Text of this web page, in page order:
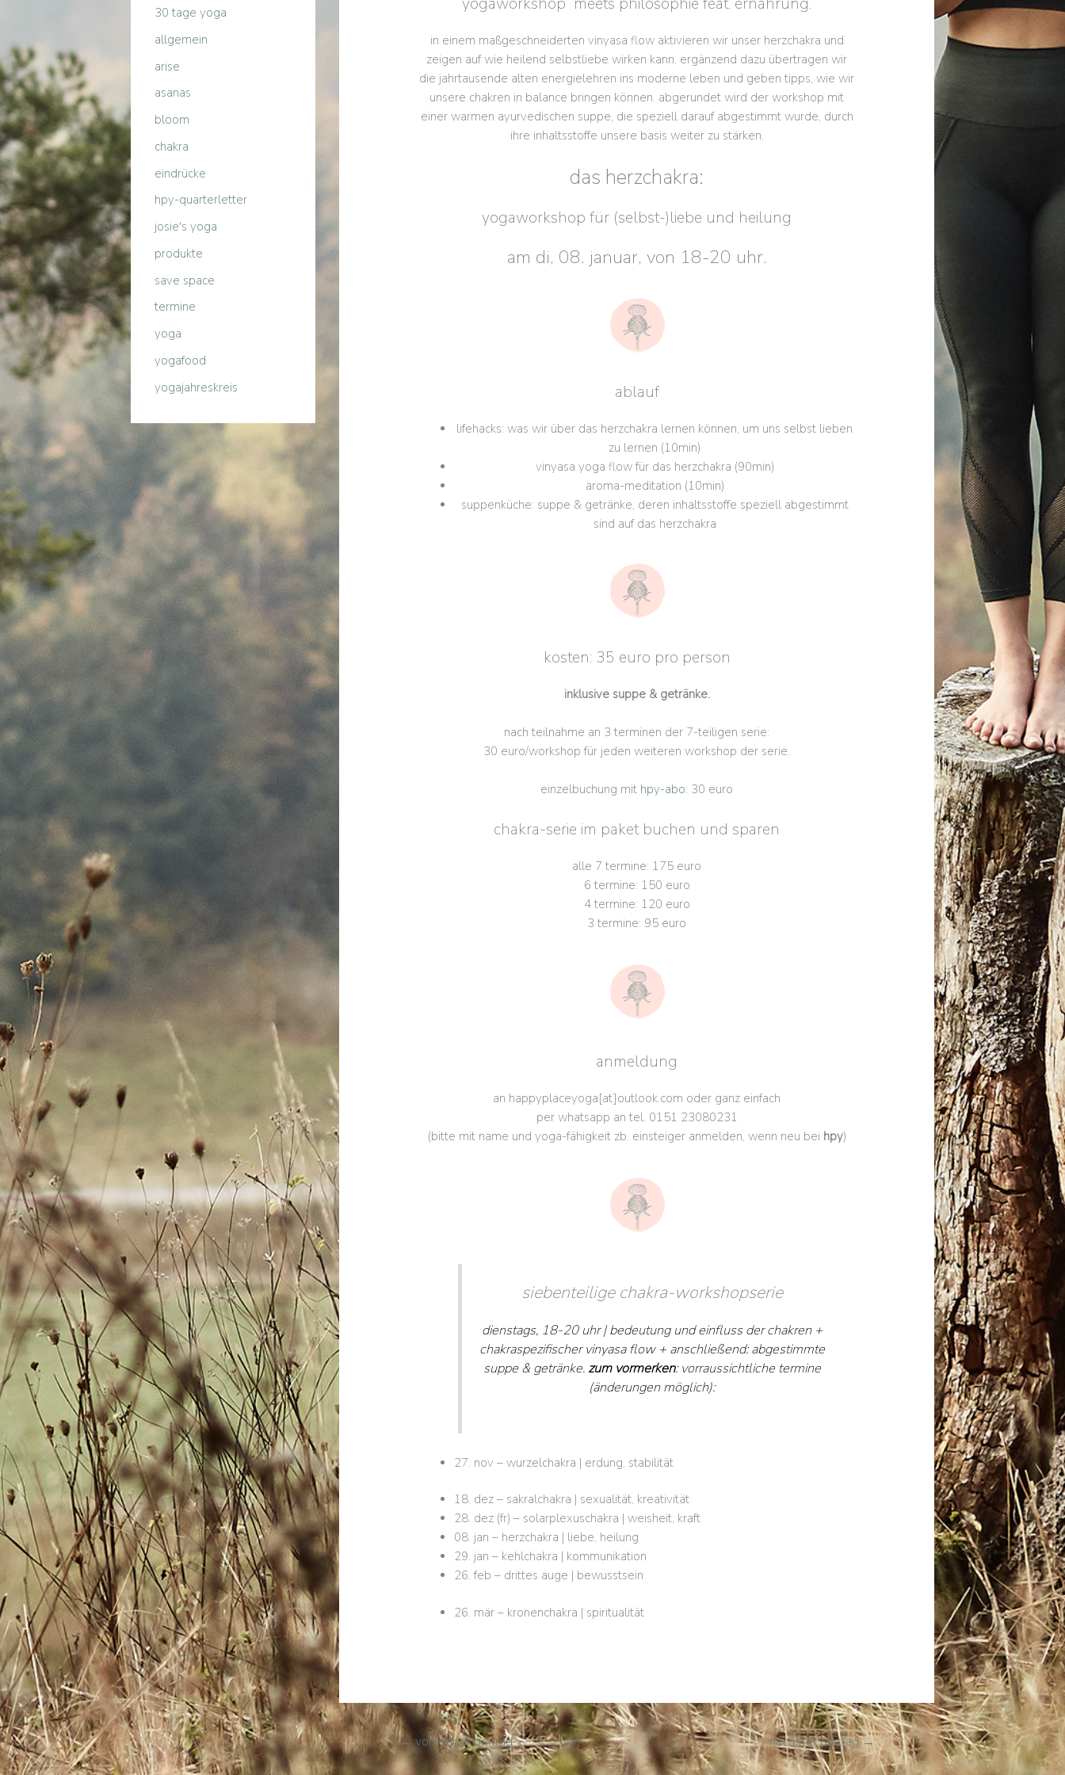
a
c
h
:
30 tage yoga
allgemein
arise
asanas
bloom
chakra
eindrücke
hpy-quarterletter
josie's yoga
produkte
save space
termine
yoga
yogafood
yogajahreskreis
in einem maßgeschneiderten vinyasa flow aktivieren wir unser herzchakra und
zeigen auf wie heilend selbstliebe wirken kann. ergänzend dazu übertragen wir
die jahrtausende alten energielehren ins moderne leben und geben tipps, wie wir
unsere chakren in balance bringen können. abgerundet wird der workshop mit
einer warmen ayurvedischen suppe, die speziell darauf abgestimmt wurde, durch
ihre inhaltsstoffe unsere basis weiter zu stärken.
das herzchakra:
yogaworkshop für (selbst-)liebe und heilung
am di, 08. januar, von 18-20 uhr.
ablauf
lifehacks: was wir über das herzchakra lernen können, um uns selbst lieben
zu lernen (10min)
vinyasa yoga flow für das herzchakra (90min)
aroma-meditation (10min)
suppenküche: suppe & getränke, deren inhaltsstoffe speziell abgestimmt
sind auf das herzchakra
kosten: 35 euro pro person
inklusive suppe & getränke.
nach teilnahme an 3 terminen der 7-teiligen serie:
30 euro/workshop für jeden weiteren workshop der serie.
einzelbuchung mit hpy-abo: 30 euro
chakra-serie im paket buchen und sparen
alle 7 termine: 175 euro
6 termine: 150 euro
4 termine: 120 euro
3 termine: 95 euro
anmeldung
an happyplaceyoga[at]outlook.com oder ganz einfach
per whatsapp an tel. 0151 23080231
(bitte mit name und yoga-fähigkeit zb. einsteiger anmelden, wenn neu bei hpy)
siebenteilige chakra-workshopserie
dienstags, 18-20 uhr | bedeutung und einfluss der chakren +
chakraspezifischer vinyasa flow + anschließend: abgestimmte
suppe & getränke. zum vormerken: vorraussichtliche termine
(änderungen möglich):
27. nov – wurzelchakra | erdung, stabilität
18. dez – sakralchakra | sexualität, kreativität
28. dez (fr) – solarplexuschakra | weisheit, kraft
08. jan – herzchakra | liebe, heilung
29. jan – kehlchakra | kommunikation
26. feb – drittes auge | bewusstsein
26. mär – kronenchakra | spiritualität
←vorheriger beitrag nächster beitrag→